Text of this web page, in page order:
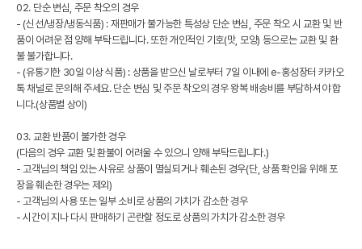
02. 단순 변심, 주문 착오의 경우
- (신선/냉장/냉동식품) : 재판매가 불가능한 특성상 단순 변심, 주문 착오 시 교환 및 반
품이 어려운 점 양해 부탁드립니다. 또한 개인적인 기호(맛, 모양) 등으로는 교환 및 환
불 불가합니다.
- (유통기한 30일 이상 식품) : 상품을 받으신 날로부터 7일 이내에 e-홍성장터 카카오
톡 채널로 문의해 주세요. 단순 변심 및 주문 착오의 경우 왕복 배송비를 부담하셔야 합
니다.(상품별 상이)
03. 교환 반품이 불가한 경우
(다음의 경우 교환 및 환불이 어려울 수 있으니 양해 부탁드립니다.)
- 고객님의 책임 있는 사유로 상품이 멸실되거나 훼손된 경우(단, 상품 확인을 위해 포
장을 훼손한 경우는 제외)
- 고객님의 사용 또는 일부 소비로 상품의 가치가 감소한 경우
- 시간이 지나 다시 판매하기 곤란할 정도로 상품의 가치가 감소한 경우